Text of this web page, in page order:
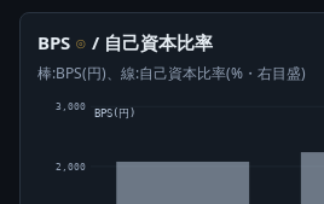
BPS ⊙ / 自己資本比率
棒:BPS(円)、線:自己資本比率(%・右目盛)
2,000
3,000
BPS(円)